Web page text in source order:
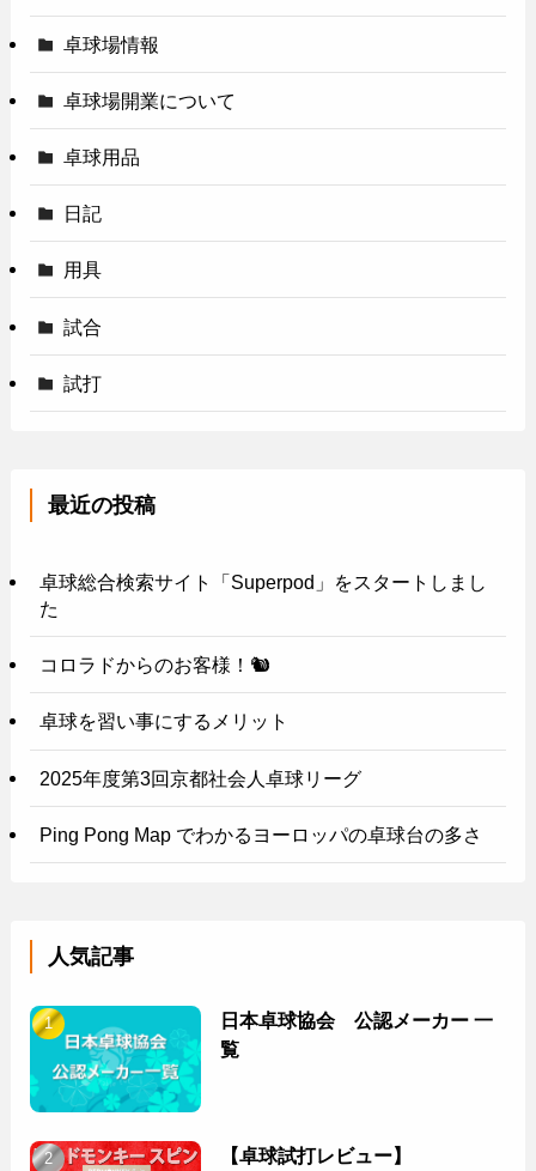
卓球場情報
卓球場開業について
卓球用品
日記
用具
試合
試打
最近の投稿
卓球総合検索サイト「Superpod」をスタートしまし
た
コロラドからのお客様！🐿️
卓球を習い事にするメリット
2025年度第3回京都社会人卓球リーグ
Ping Pong Map でわかるヨーロッパの卓球台の多さ
人気記事
日本卓球協会 公認メーカー 一
覧
【卓球試打レビュー】